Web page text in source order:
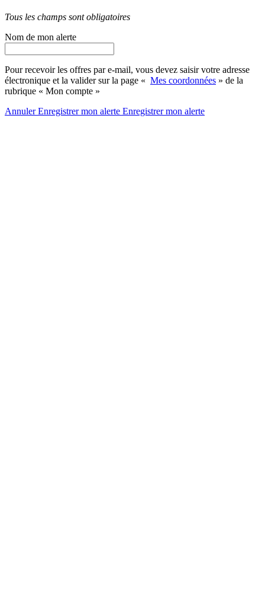
Tous les champs sont obligatoires
Nom de mon alerte
Pour recevoir les offres par e-mail, vous devez saisir votre adresse
électronique et la valider sur la page « Mes coordonnées » de la
rubrique « Mon compte »
AnnulerEnregistrer mon alerte Enregistrermon alerte